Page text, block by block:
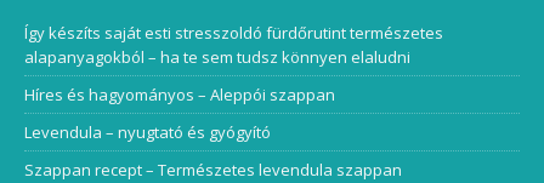
Így készíts saját esti stresszoldó fürdőrutint természetes
alapanyagokból – ha te sem tudsz könnyen elaludni
Híres és hagyományos – Aleppói szappan
Levendula – nyugtató és gyógyító
Szappan recept – Természetes levendula szappan